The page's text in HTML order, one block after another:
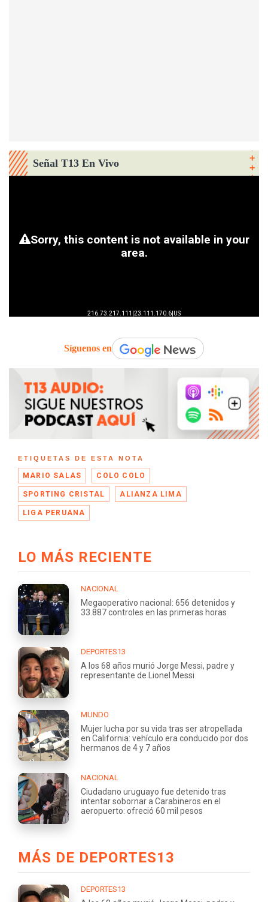
Señal T13 En Vivo
Síguenos en
ETIQUETAS DE ESTA NOTA
MARIO SALAS COLO COLO
SPORTING CRISTAL ALIANZA LIMA
LIGA PERUANA
LO MÁS RECIENTE
NACIONAL
Megaoperativo nacional: 656 detenidos y
33.887 controles en las primeras horas
DEPORTES13
A los 68 años murió Jorge Messi, padre y
representante de Lionel Messi
MUNDO
Mujer lucha por su vida tras ser atropellada
en California: vehículo era conducido por dos
hermanos de 4 y 7 años
NACIONAL
Ciudadano uruguayo fue detenido tras
intentar sobornar a Carabineros en el
aeropuerto: ofreció 60 mil pesos
MÁS DE DEPORTES13
DEPORTES13